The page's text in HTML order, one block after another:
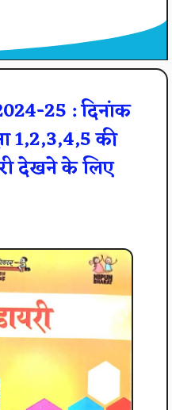
25 : दिनांक
1,2,3,4,5 की
देखने के लिए